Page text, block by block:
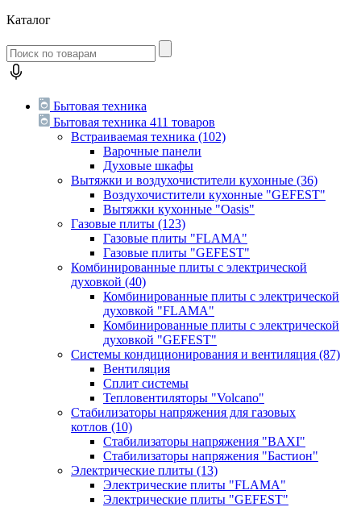
Каталог
Бытовая техника
Бытовая техника 411 товаров
Встраиваемая техника (102)
Варочные панели
Духовые шкафы
Вытяжки и воздухочистители кухонные (36)
Воздухочистители кухонные "GEFEST"
Вытяжки кухонные "Oasis"
Газовые плиты (123)
Газовые плиты "FLAMA"
Газовые плиты "GEFEST"
Комбинированные плиты с электрической
духовкой (40)
Комбинированные плиты с электрической
духовкой "FLAMA"
Комбинированные плиты с электрической
духовкой "GEFEST"
Системы кондиционирования и вентиляция (87)
Вентиляция
Сплит системы
Тепловентиляторы "Volcano"
Стабилизаторы напряжения для газовых
котлов (10)
Стабилизаторы напряжения "BAXI"
Стабилизаторы напряжения "Бастион"
Электрические плиты (13)
Электрические плиты "FLAMA"
Электрические плиты "GEFEST"